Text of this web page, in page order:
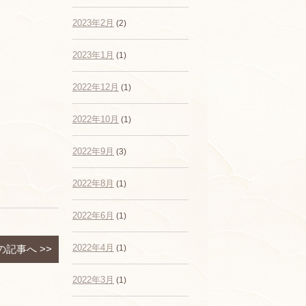
記事へ >>
2023年2月 (2)
2023年1月 (1)
2022年12月 (1)
2022年10月 (1)
2022年9月 (3)
2022年8月 (1)
2022年6月 (1)
2022年4月 (1)
2022年3月 (1)